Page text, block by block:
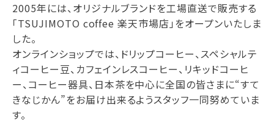
2005年には、オリジナルブランドを工場直送で販売する
「TSUJIMOTO coffee 楽天市場店」をオープンいたしま
した。
オンラインショップでは、ドリップコーヒー、スペシャルテ
ィコーヒー豆、カフェインレスコーヒー、リキッドコーヒ
ー、コーヒー器具、日本茶を中心に全国の皆さまに“すて
きなじかん”をお届け出来るようスタッフ一同努めていま
す。